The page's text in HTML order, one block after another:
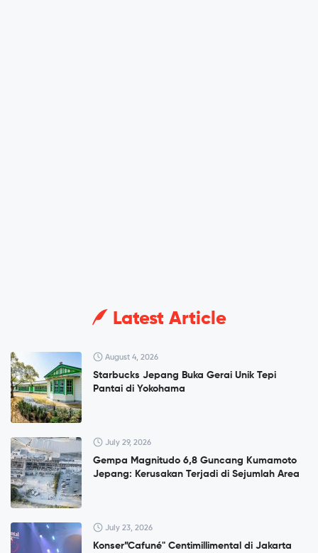
Latest Article
August 4, 2026
Starbucks Jepang Buka Gerai Unik Tepi
Pantai di Yokohama
July 29, 2026
Gempa Magnitudo 6,8 Guncang Kumamoto
Jepang: Kerusakan Terjadi di Sejumlah Area
July 23, 2026
Konser”Cafuné" Centimillimental di Jakarta